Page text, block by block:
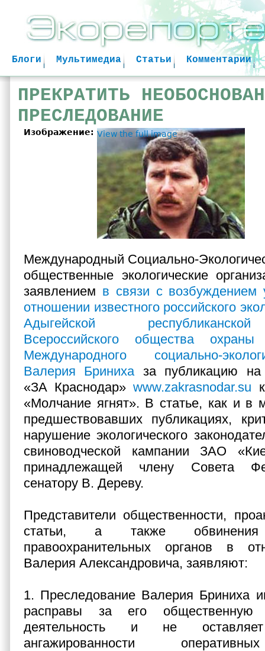
Комментарии
Статьи
Мультимедиа
Блоги
ПРЕКРАТИТЬ
ПРЕСЛЕДОВАНИЕ
Изображение: View the full image
Международный Социально-
общественные экологические
заявлением в связи с возбуждением
отношении известного российского
Адыгейской
Всероссийского общества
Международного социально-
Валерия Бринихаза публикацию на
«ЗА Краснодар»www.zakrasnodar.su
«Молчание ягнят». В статье, как и в
предшествовавших публикациях,
нарушение экологического
свиноводческой кампании ЗАО
принадлежащей члену Совета
сенатору В. Дереву.
Представители общественности,
статьи, а также
правоохранительных органов в
Валерия Александровича, заявляют:
1. Преследование Валерия Бриниха
расправы за его общественную
деятельность и не
ангажированности